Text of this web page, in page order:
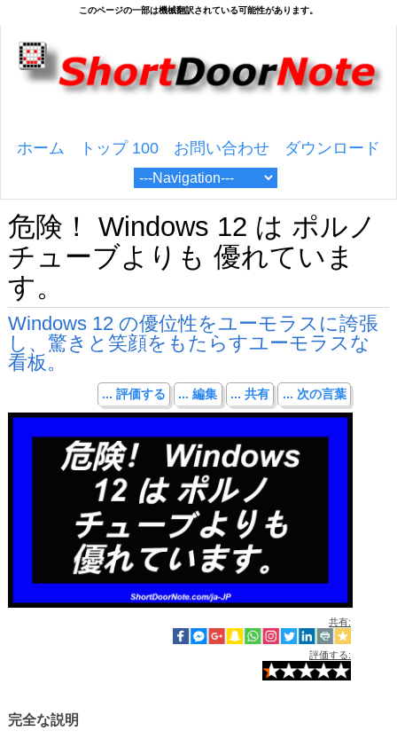
ホーム トップ 100 お問い合わせ ダウンロード
危険！ Windows 12 は ポルノ
チューブよりも 優れていま
す。
Windows 12 の優位性をユーモラスに誇張
し、驚きと笑顔をもたらすユーモラスな
看板。
... 評価する ... 編集 ... 共有 ... 次の言葉
共有:
評価する:
完全な説明